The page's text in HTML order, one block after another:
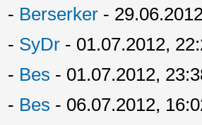
- Berserker -
- SyDr - 01.07.2012,
- Bes - 01.07.2012,
- Bes - 06.07.2012,